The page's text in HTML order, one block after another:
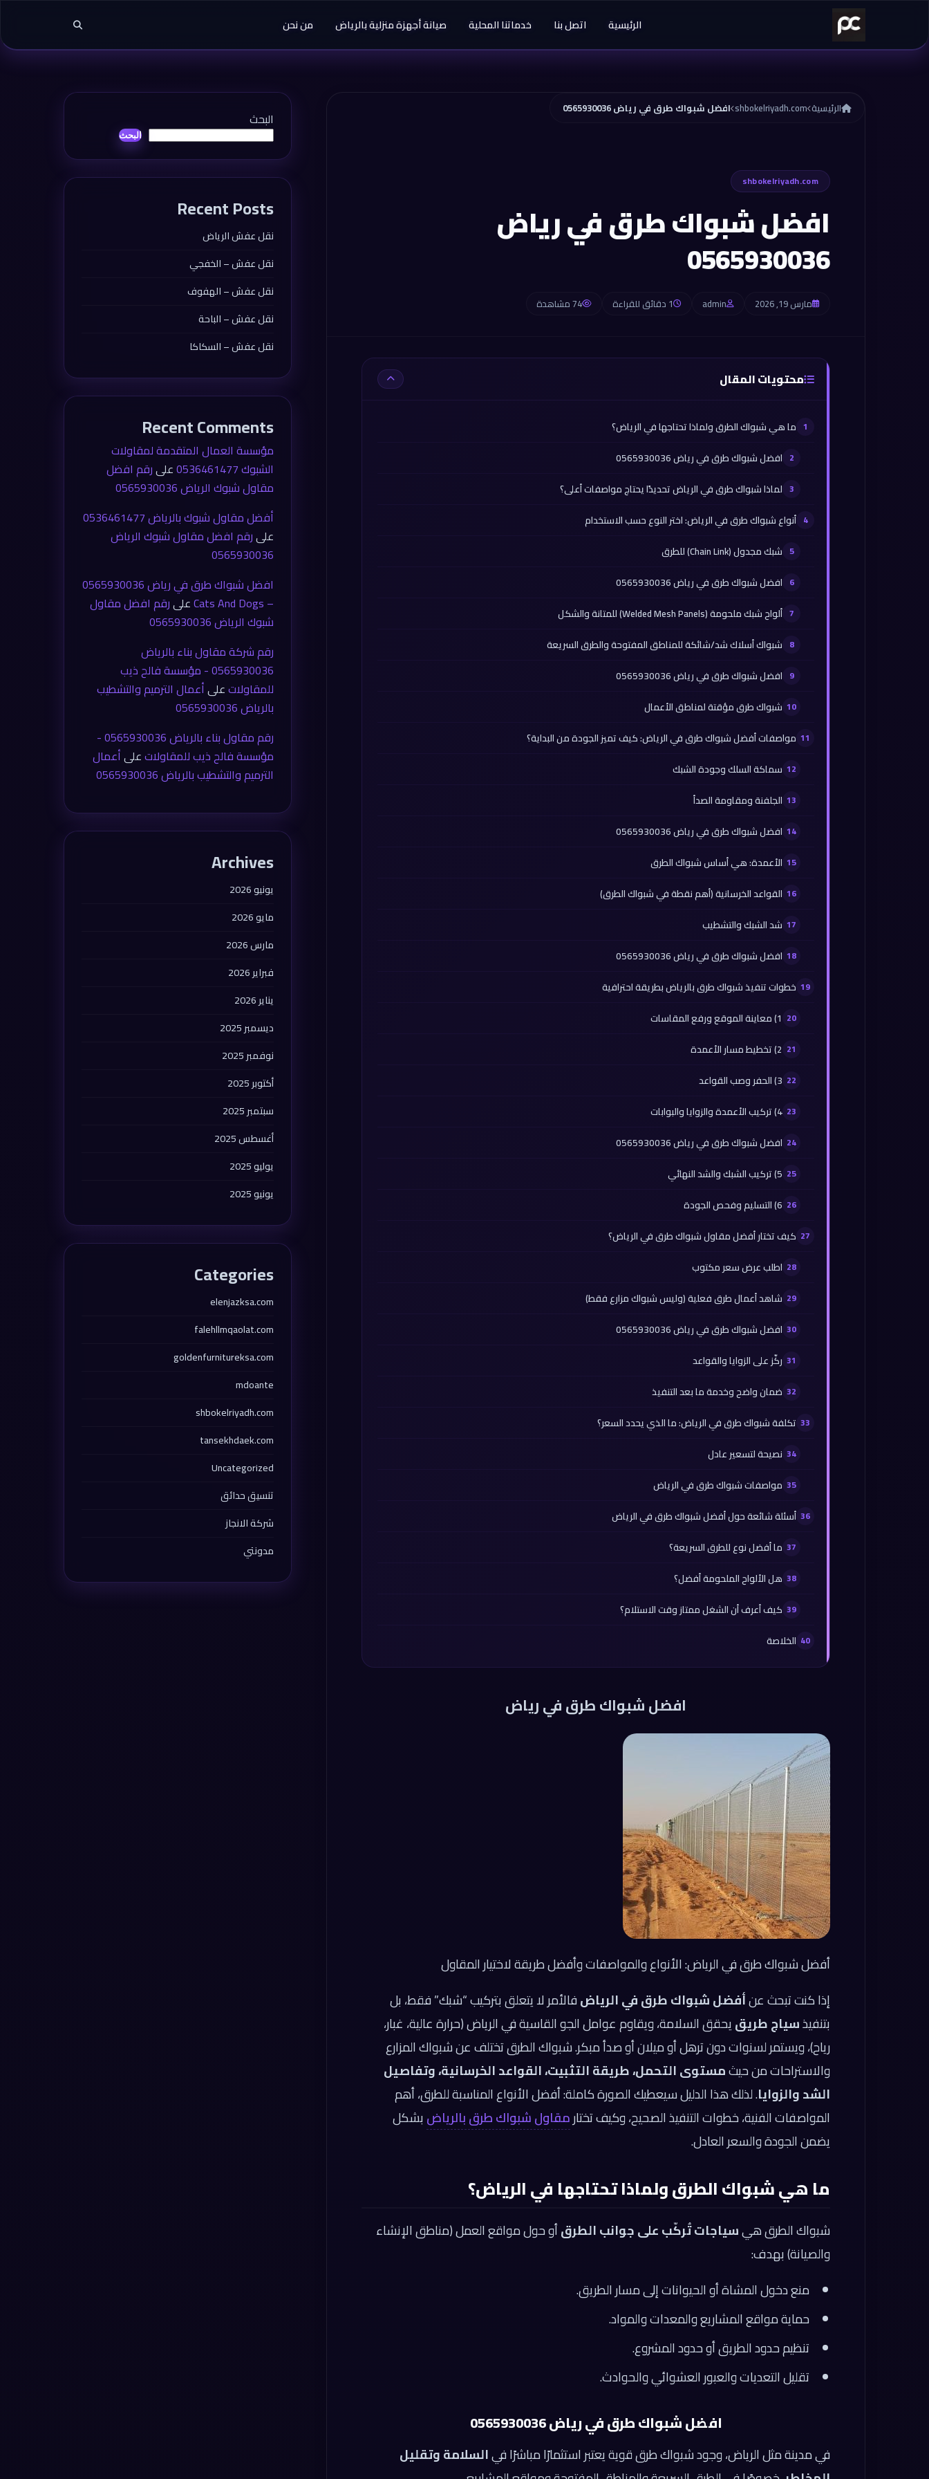
الرئيسية اتصل بنا خدماتنا المحلية صيانة أجهزة منزلية بالرياض من نحن
الرئيسية shbokelriyadh.com افضل شبواك طرق في رياض 0565930036
shbokelriyadh.com
افضل شبواك طرق في رياض
0565930036
مارس 19, 2026 admin 1 دقائق للقراءة 74 مشاهدة
محتويات المقال
ما هي شبواك الطرق ولماذا تحتاجها في الرياض؟
افضل شبواك طرق في رياض 0565930036
لماذا شبواك طرق في الرياض تحديدًا يحتاج مواصفات أعلى؟
أنواع شبواك طرق في الرياض: اختر النوع حسب الاستخدام
شبك مجدول (Chain Link) للطرق
افضل شبواك طرق في رياض 0565930036
ألواح شبك ملحومة (Welded Mesh Panels) للمتانة والشكل
شبواك أسلاك شد/شائكة للمناطق المفتوحة والطرق السريعة
افضل شبواك طرق في رياض 0565930036
شبواك طرق مؤقتة لمناطق الأعمال
مواصفات أفضل شبواك طرق في الرياض: كيف تميز الجودة من البداية؟
سماكة السلك وجودة الشبك
الجلفنة ومقاومة الصدأ
افضل شبواك طرق في رياض 0565930036
الأعمدة: هي أساس شبواك الطرق
القواعد الخرسانية (أهم نقطة في شبواك الطرق)
شد الشبك والتشطيب
افضل شبواك طرق في رياض 0565930036
خطوات تنفيذ شبواك طرق بالرياض بطريقة احترافية
1) معاينة الموقع ورفع المقاسات
2) تخطيط مسار الأعمدة
3) الحفر وصب القواعد
4) تركيب الأعمدة والزوايا والبوابات
افضل شبواك طرق في رياض 0565930036
5) تركيب الشبك والشد النهائي
6) التسليم وفحص الجودة
كيف تختار أفضل مقاول شبواك طرق في الرياض؟
اطلب عرض سعر مكتوب
شاهد أعمال طرق فعلية (وليس شبواك مزارع فقط)
افضل شبواك طرق في رياض 0565930036
ركّز على الزوايا والقواعد
ضمان واضح وخدمة ما بعد التنفيذ
تكلفة شبواك طرق في الرياض: ما الذي يحدد السعر؟
نصيحة لتسعير عادل
مواصفات شبواك طرق في الرياض
أسئلة شائعة حول أفضل شبواك طرق في الرياض
ما أفضل نوع للطرق السريعة؟
هل الألواح الملحومة أفضل؟
كيف أعرف أن الشغل ممتاز وقت الاستلام؟
الخلاصة
افضل شبواك طرق في رياض
أفضل شبواك طرق في الرياض: الأنواع والمواصفات وأفضل طريقة لاختيار المقاول
إذا كنت تبحث عنأفضل شبواك طرق في الرياضفالأمر لا يتعلق بتركيب “شبك” فقط، بل
بتنفيذسياج طريقيحقق السلامة، ويقاوم عوامل الجو القاسية في الرياض (حرارة عالية، غبار،
رياح)، ويستمر لسنوات دون ترهل أو ميلان أو صدأ مبكر. شبواك الطرق تختلف عن شبواك المزارع
والاستراحات من حيثمستوى التحمل، طريقة التثبيت، القواعد الخرسانية، وتفاصيل
الشد والزوايا. لذلك هذا الدليل سيعطيك الصورة كاملة: أفضل الأنواع المناسبة للطرق، أهم
المواصفات الفنية، خطوات التنفيذ الصحيح، وكيف تختارمقاول شبواك طرق بالرياض بشكل
يضمن الجودة والسعر العادل.
ما هي شبواك الطرق ولماذا تحتاجها في الرياض؟
شبواك الطرق هيسياجات تُركّب على جوانب الطرقأو حول مواقع العمل (مناطق الإنشاء
والصيانة) بهدف:
منع دخول المشاة أو الحيوانات إلى مسار الطريق.
حماية مواقع المشاريع والمعدات والمواد.
تنظيم حدود الطريق أو حدود المشروع.
تقليل التعديات والعبور العشوائي والحوادث.
افضل شبواك طرق في رياض 0565930036
في مدينة مثل الرياض، وجود شبواك طرق قوية يعتبر استثمارًا مباشرًا فيالسلامة وتقليل
البحث
البحث
Recent Posts
نقل عفش الرياض
نقل عفش – الخفجي
نقل عفش – الهفوف
نقل عفش – الباحة
نقل عفش – السكاكا
Recent Comments
مؤسسة العمال المتقدمة لمقاولات
الشبوك 0536461477
علىرقم افضل
مقاول شبوك الرياض 0565930036
أفضل مقاول شبوك بالرياض 0536461477
علىرقم افضل مقاول شبوك الرياض
0565930036
افضل شبواك طرق في رياض 0565930036
– Cats And Dogs
علىرقم افضل مقاول
شبوك الرياض 0565930036
رقم شركة مقاول بناء بالرياض
0565930036 - مؤسسة فالح ذيب
للمقاولاتعلىأعمال الترميم والتشطيب
بالرياض 0565930036
رقم مقاول بناء بالرياض 0565930036 -
مؤسسة فالح ذيب للمقاولاتعلىأعمال
الترميم والتشطيب بالرياض 0565930036
Archives
يونيو 2026
مايو 2026
مارس 2026
فبراير 2026
يناير 2026
ديسمبر 2025
نوفمبر 2025
أكتوبر 2025
سبتمبر 2025
أغسطس 2025
يوليو 2025
يونيو 2025
Categories
elenjazksa.com
falehllmqaolat.com
goldenfurnitureksa.com
mdoante
shbokelriyadh.com
tansekhdaek.com
Uncategorized
تنسيق حدائق
شركة الانجاز
مدونتي